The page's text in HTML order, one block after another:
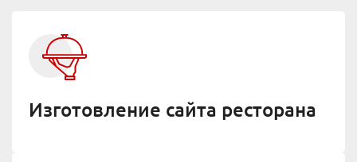
Изготовление сайта ресторана